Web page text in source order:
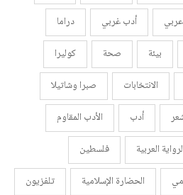
أدب غربي
دراما
بيئة صحة
كوليرا
الانتخابات
صبرا وشاتيلا
أدب
الأدب المقاوم
العربية
فلسطين
الحضارة الإسلامية
تلفزيون